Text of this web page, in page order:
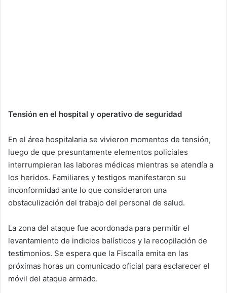
Tensión en el hospital y operativo de seguridad
En el área hospitalaria se vivieron momentos de tensión,
luego de que presuntamente elementos policiales
interrumpieran las labores médicas mientras se atendía a
los heridos. Familiares y testigos manifestaron su
inconformidad ante lo que consideraron una
obstaculización del trabajo del personal de salud.
La zona del ataque fue acordonada para permitir el
levantamiento de indicios balísticos y la recopilación de
testimonios. Se espera que la Fiscalía emita en las
próximas horas un comunicado oficial para esclarecer el
móvil del ataque armado.